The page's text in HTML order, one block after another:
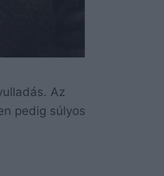
Az
pedig súlyos